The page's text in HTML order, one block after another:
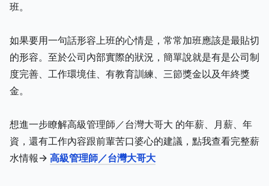
班。
如果要用一句話形容上班的心情是，常常加班應該是最貼切
的形容。至於公司內部實際的狀況，簡單說就是有是公司制
度完善、工作環境佳、有教育訓練、三節獎金以及年終獎
金。
想進一步瞭解高級管理師／台灣大哥大 的年薪、月薪、年
資，還有工作內容跟前輩苦口婆心的建議，點我查看完整薪
水情報-> 高級管理師／台灣大哥大